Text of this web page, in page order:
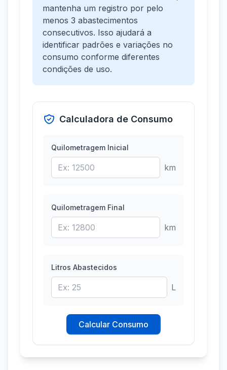
mantenha um registro por pelo
menos 3 abastecimentos
consecutivos. Isso ajudará a
identificar padrões e variações no
consumo conforme diferentes
condições de uso.
Calculadora de Consumo
Quilometragem Inicial
km
Quilometragem Final
km
Litros Abastecidos
L
Calcular Consumo